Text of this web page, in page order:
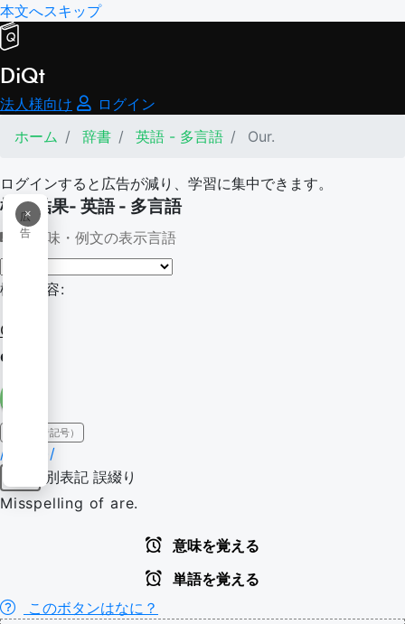
本文へスキップ
DiQt
法人様向け
ログイン
ホーム
辞書 英語 - 多言語 Our.
ログインすると広告が減り、学習に集中できます。
×
広
告
検索結果- 英語 - 多言語
意味・例文の表示言語
検索内容:
Our.
our
IPA（発音記号）
/ˈaʊə(ɹ)/
別表記 誤綴り
Misspelling of are.
意味を覚える
単語を覚える
このボタンはなに？